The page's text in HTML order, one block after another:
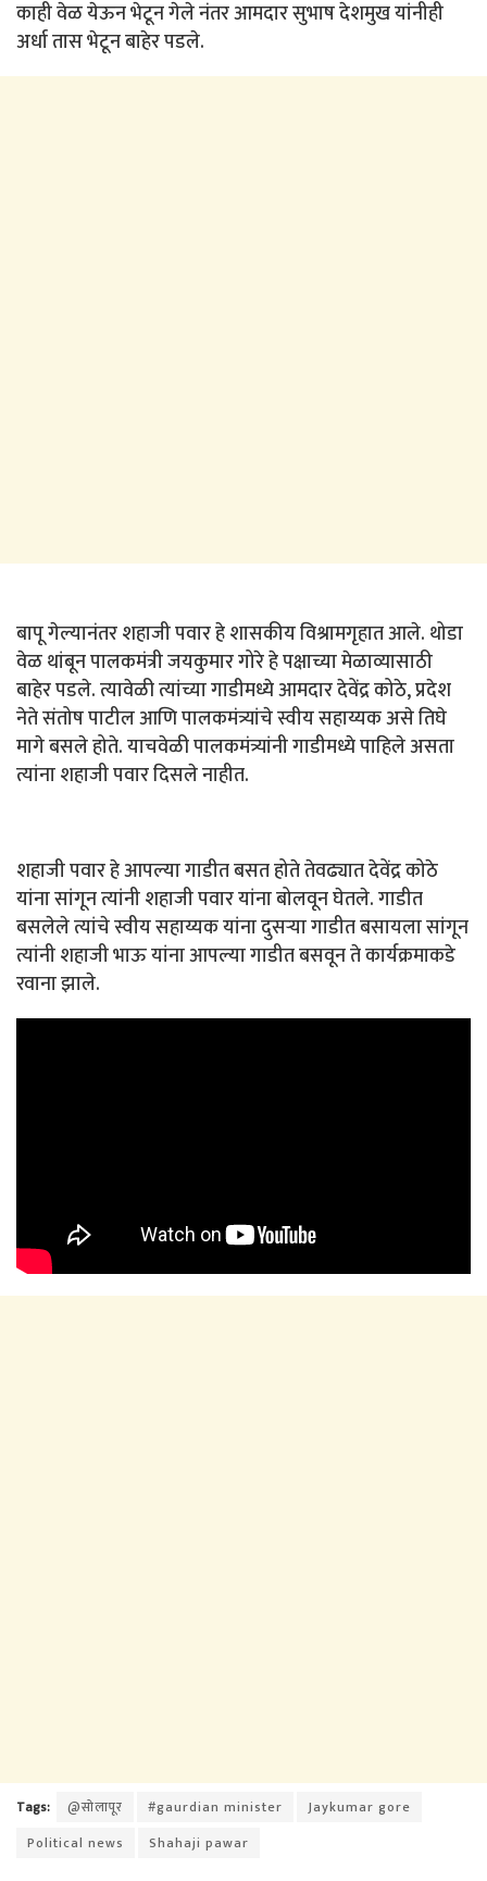
काही वेळ येऊन भेटून गेले नंतर आमदार सुभाष देशमुख यांनीही
अर्धा तास भेटून बाहेर पडले.
बापू गेल्यानंतर शहाजी पवार हे शासकीय विश्रामगृहात आले. थोडा
वेळ थांबून पालकमंत्री जयकुमार गोरे हे पक्षाच्या मेळाव्यासाठी
बाहेर पडले. त्यावेळी त्यांच्या गाडीमध्ये आमदार देवेंद्र कोठे, प्रदेश
नेते संतोष पाटील आणि पालकमंत्र्यांचे स्वीय सहाय्यक असे तिघे
मागे बसले होते. याचवेळी पालकमंत्र्यांनी गाडीमध्ये पाहिले असता
त्यांना शहाजी पवार दिसले नाहीत.
शहाजी पवार हे आपल्या गाडीत बसत होते तेवढ्यात देवेंद्र कोठे
यांना सांगून त्यांनी शहाजी पवार यांना बोलवून घेतले. गाडीत
बसलेले त्यांचे स्वीय सहाय्यक यांना दुसऱ्या गाडीत बसायला सांगून
त्यांनी शहाजी भाऊ यांना आपल्या गाडीत बसवून ते कार्यक्रमाकडे
रवाना झाले.
Tags: @सोलापूर #gaurdian minister
Jaykumar gore
Political news
Shahaji pawar